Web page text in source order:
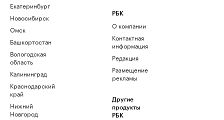
Екатеринбург
Новосибирск
Омск
Башкортостан
Вологодская
область
Калининград
Краснодарский
край
Нижний
Новгород
РБК
О компании
Контактная
информация
Редакция
Размещение
рекламы
Другие
продукты
РБК